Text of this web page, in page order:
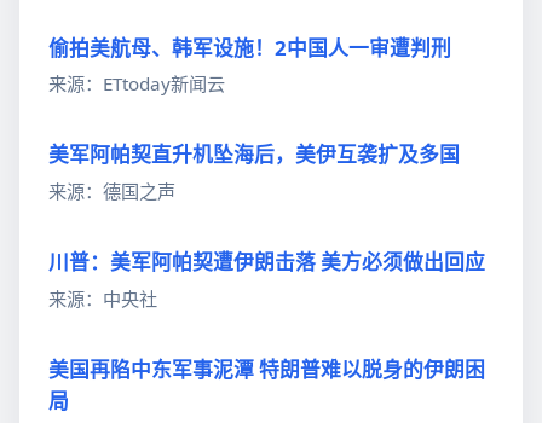
偷拍美航母、韩军设施！2中国人一审遭判刑
来源：ETtoday新闻云
美军阿帕契直升机坠海后，美伊互袭扩及多国
来源：德国之声
川普：美军阿帕契遭伊朗击落 美方必须做出回应
来源：中央社
美国再陷中东军事泥潭 特朗普难以脱身的伊朗困
局